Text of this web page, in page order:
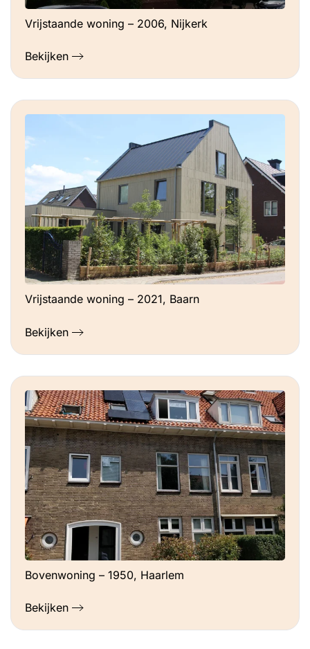
Vrijstaande woning – 2006, Nijkerk
Bekijken
Vrijstaande woning – 2021, Baarn
Bekijken
Bovenwoning – 1950, Haarlem
Bekijken